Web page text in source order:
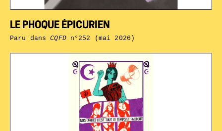
LE PHOQUE ÉPICURIEN
Paru dansCQFDn°252 (mai 2026)